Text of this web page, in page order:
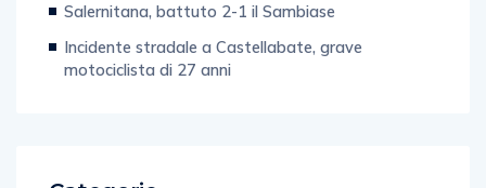
Salernitana, battuto 2-1 il Sambiase
Incidente stradale a Castellabate, grave
motociclista di 27 anni